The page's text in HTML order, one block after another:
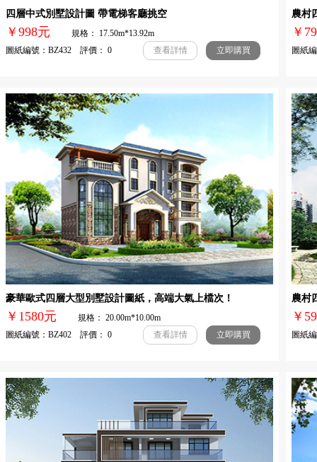
四層中式別墅設計圖 帶電梯客廳挑空
￥998元
規格： 17.50m*13.92m
圖紙編號：BZ432 評價： 0
查看詳情 立即購買
農村
￥
圖紙編
豪華歐式四層大型別墅設計圖紙，高端大氣上檔次！
￥1580元
規格： 20.00m*10.00m
圖紙編號：BZ402 評價： 0
查看詳情 立即購買
農村
￥
圖紙編